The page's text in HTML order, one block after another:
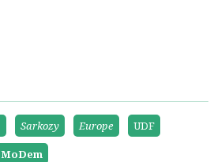
Sarkozy Europe
UDF
MoDem